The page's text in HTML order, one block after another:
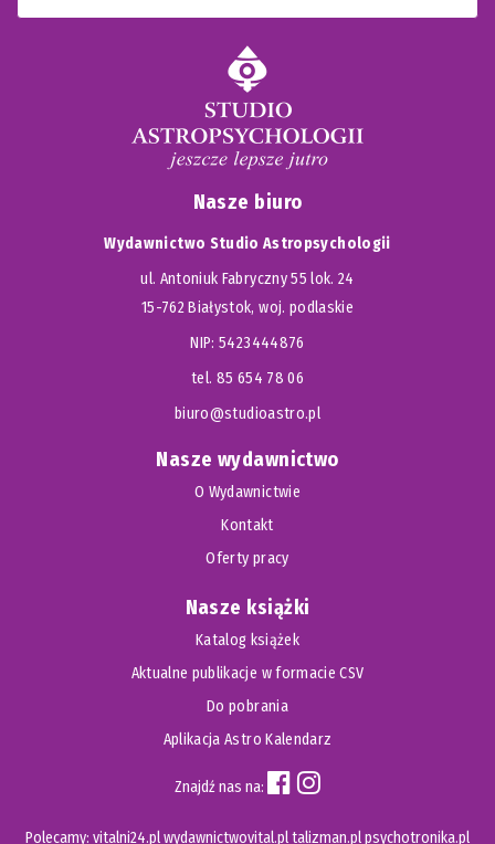
Nasze biuro
Wydawnictwo Studio Astropsychologii
ul. Antoniuk Fabryczny 55 lok. 24
15-762 Białystok, woj. podlaskie
NIP: 5423444876
tel. 85 654 78 06
biuro@studioastro.pl
Nasze wydawnictwo
O Wydawnictwie
Kontakt
Oferty pracy
Nasze książki
Katalog książek
Aktualne publikacje w formacie CSV
Do pobrania
Aplikacja Astro Kalendarz
Znajdź nas na:
Polecamy: vitalni24.plwydawnictwovital.pltalizman.plpsychotronika.pl